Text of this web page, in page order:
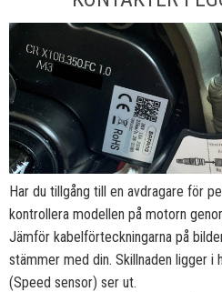
Har du tillgång till en avdragare för
kontrollera modellen på motorn
Jämför kabelförteckningarna på
stämmer med din. Skillnaden ligger i
(Speed sensor) ser ut.